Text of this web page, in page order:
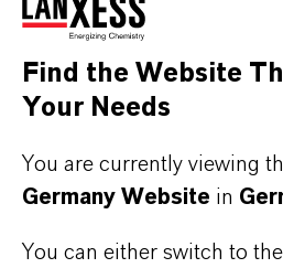
PRODUKTANWENDUNGEN
Hier können die
Find the Website
Your Needs
You are currently viewing
Germany Website in
You can either switch to